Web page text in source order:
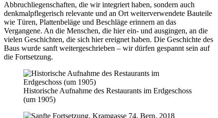
Abbruchliegenschaften, die wir integriert haben, sondern auch
denkmalpflegerisch relevante und an Ort weiterverwendete Bauteile
wie Türen, Plattenbeläge und Beschläge erinnern an das
Vergangene. An die Menschen, die hier ein- und ausgingen, an die
vielen Geschichten, die sich hier ereignet haben. Die Geschichte des
Baus wurde sanft weitergeschrieben – wir dürfen gespannt sein auf
die Fortsetzung.
Historische Aufnahme des Restaurants im Erdgeschoss
(um 1905)